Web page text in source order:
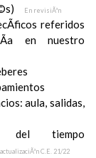
En revisiÃ³n
referidos
en nuestro
aula, salidas,
del tiempo
C.E. 21/22